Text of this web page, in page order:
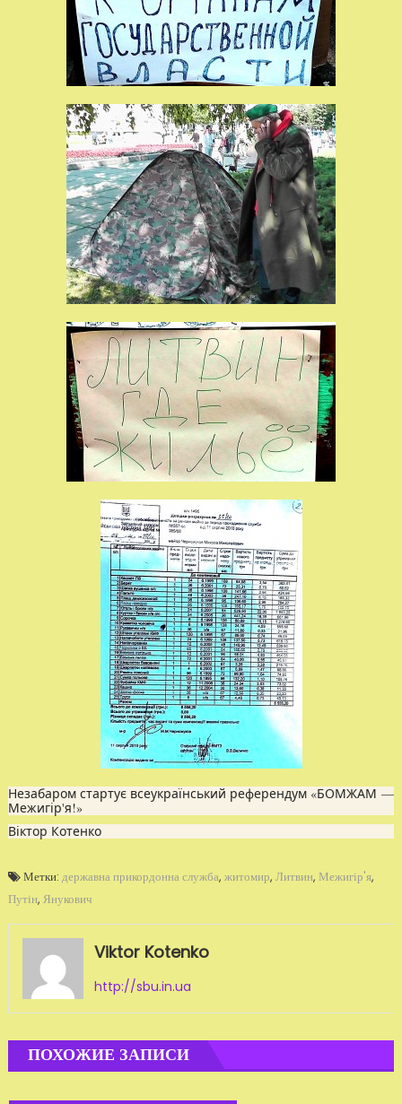
Незабаром стартує всеукраїнський референдум «БОМЖАМ —
Межигір'я!»
Віктор Котенко
Метки: державна прикордонна служба, житомир, Литвин, Межигір'я,
Путін, Янукович
Viktor Kotenko
http://sbu.in.ua
ПОХОЖИЕ ЗАПИСИ